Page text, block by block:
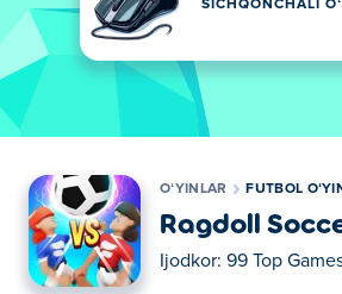
SICHQONCHALI
OʻYINLAR FUTBOL
Ragdoll
Ijodkor: 99 Top